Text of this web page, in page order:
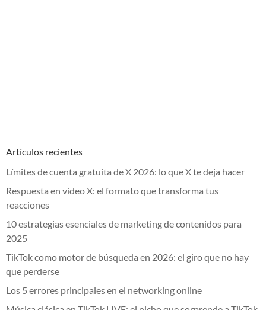
Artículos recientes
Límites de cuenta gratuita de X 2026: lo que X te deja hacer
Respuesta en vídeo X: el formato que transforma tus
reacciones
10 estrategias esenciales de marketing de contenidos para
2025
TikTok como motor de búsqueda en 2026: el giro que no hay
que perderse
Los 5 errores principales en el networking online